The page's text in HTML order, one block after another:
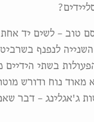
טוב – לשים יד
לנפנף
בשתי הידיים
מאוד נוח ודורש
ג'אגלינג – דבר